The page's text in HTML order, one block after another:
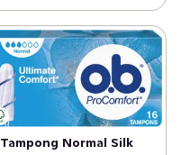
Tampong Normal Silk